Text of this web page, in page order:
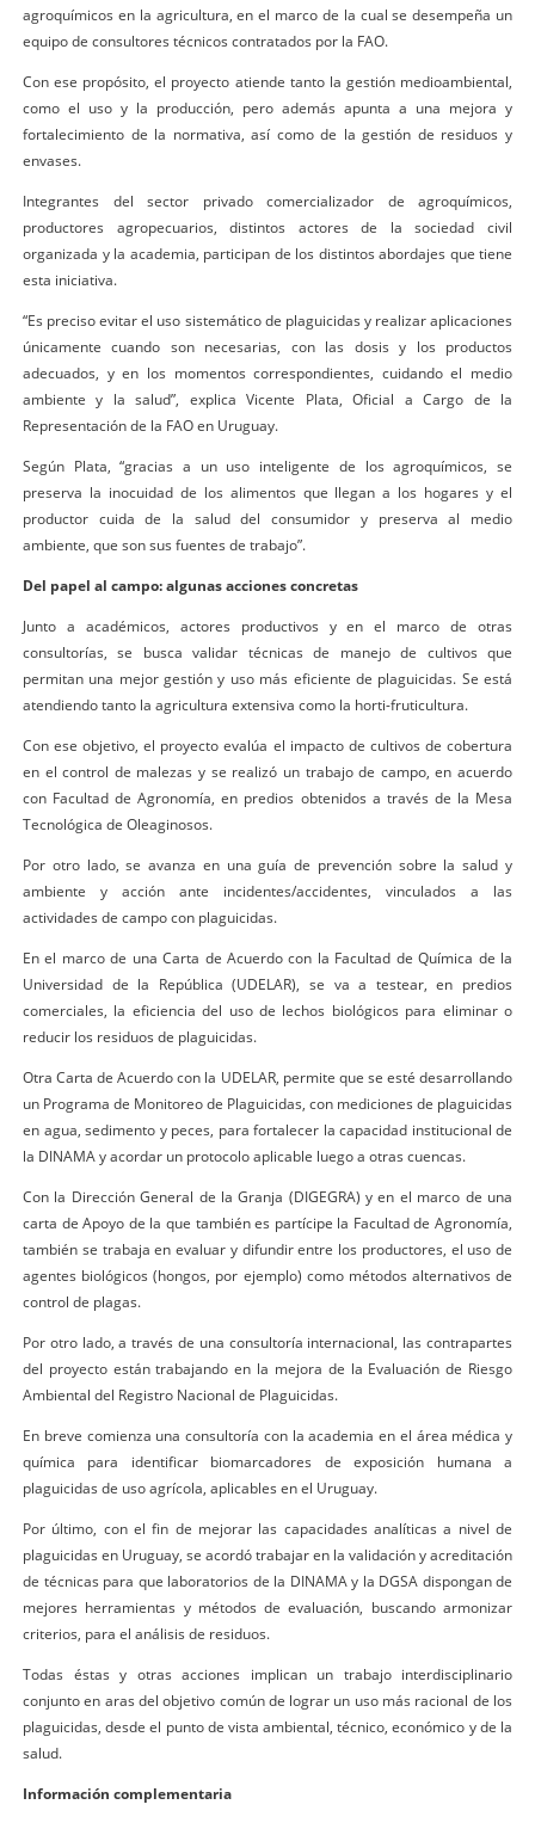
agroquímicos en la agricultura, en el marco de la cual se desempeña un
equipo de consultores técnicos contratados por la FAO.
Con ese propósito, el proyecto atiende tanto la gestión medioambiental,
como el uso y la producción, pero además apunta a una mejora y
fortalecimiento de la normativa, así como de la gestión de residuos y
envases.
Integrantes del sector privado comercializador de agroquímicos,
productores agropecuarios, distintos actores de la sociedad civil
organizada y la academia, participan de los distintos abordajes que tiene
esta iniciativa.
“Es preciso evitar el uso sistemático de plaguicidas y realizar aplicaciones
únicamente cuando son necesarias, con las dosis y los productos
adecuados, y en los momentos correspondientes, cuidando el medio
ambiente y la salud”, explica Vicente Plata, Oficial a Cargo de la
Representación de la FAO en Uruguay.
Según Plata, “gracias a un uso inteligente de los agroquímicos, se
preserva la inocuidad de los alimentos que llegan a los hogares y el
productor cuida de la salud del consumidor y preserva al medio
ambiente, que son sus fuentes de trabajo”.
Del papel al campo: algunas acciones concretas
Junto a académicos, actores productivos y en el marco de otras
consultorías, se busca validar técnicas de manejo de cultivos que
permitan una mejor gestión y uso más eficiente de plaguicidas. Se está
atendiendo tanto la agricultura extensiva como la horti-fruticultura.
Con ese objetivo, el proyecto evalúa el impacto de cultivos de cobertura
en el control de malezas y se realizó un trabajo de campo, en acuerdo
con Facultad de Agronomía, en predios obtenidos a través de la Mesa
Tecnológica de Oleaginosos.
Por otro lado, se avanza en una guía de prevención sobre la salud y
ambiente y acción ante incidentes/accidentes, vinculados a las
actividades de campo con plaguicidas.
En el marco de una Carta de Acuerdo con la Facultad de Química de la
Universidad de la República (UDELAR), se va a testear, en predios
comerciales, la eficiencia del uso de lechos biológicos para eliminar o
reducir los residuos de plaguicidas.
Otra Carta de Acuerdo con la UDELAR, permite que se esté desarrollando
un Programa de Monitoreo de Plaguicidas, con mediciones de plaguicidas
en agua, sedimento y peces, para fortalecer la capacidad institucional de
la DINAMA y acordar un protocolo aplicable luego a otras cuencas.
Con la Dirección General de la Granja (DIGEGRA) y en el marco de una
carta de Apoyo de la que también es partícipe la Facultad de Agronomía,
también se trabaja en evaluar y difundir entre los productores, el uso de
agentes biológicos (hongos, por ejemplo) como métodos alternativos de
control de plagas.
Por otro lado, a través de una consultoría internacional, las contrapartes
del proyecto están trabajando en la mejora de la Evaluación de Riesgo
Ambiental del Registro Nacional de Plaguicidas.
En breve comienza una consultoría con la academia en el área médica y
química para identificar biomarcadores de exposición humana a
plaguicidas de uso agrícola, aplicables en el Uruguay.
Por último, con el fin de mejorar las capacidades analíticas a nivel de
plaguicidas en Uruguay, se acordó trabajar en la validación y acreditación
de técnicas para que laboratorios de la DINAMA y la DGSA dispongan de
mejores herramientas y métodos de evaluación, buscando armonizar
criterios, para el análisis de residuos.
Todas éstas y otras acciones implican un trabajo interdisciplinario
conjunto en aras del objetivo común de lograr un uso más racional de los
plaguicidas, desde el punto de vista ambiental, técnico, económico y de la
salud.
Información complementaria